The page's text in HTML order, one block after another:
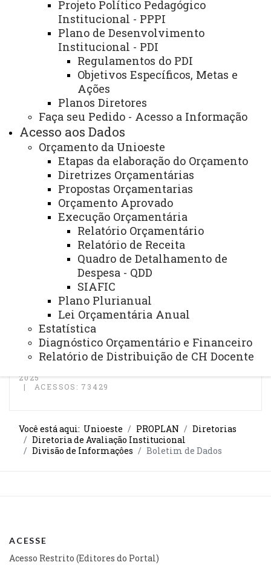
Projeto Político Pedagógico
Institucional - PPPI
Plano de Desenvolvimento
Institucional - PDI
Regulamentos do PDI
Objetivos Específicos, Metas e
Ações
Planos Diretores
Faça seu Pedido - Acesso a Informação
Acesso aos Dados
Orçamento da Unioeste
Etapas da elaboração do Orçamento
Diretrizes Orçamentárias
Propostas Orçamentarias
Orçamento Aprovado
Execução Orçamentária
Relatório Orçamentário
Relatório de Receita
Quadro de Detalhamento de
Despesa - QDD
SIAFIC
Plano Plurianual
Lei Orçamentária Anual
Estatística
Diagnóstico Orçamentário e Financeiro
Relatório de Distribuição de CH Docente
Boletim de Dados 2015 (Ano base 2014) - Baixar
Boletim de Dados 2014 (Ano base 2013) - Baixar
Boletim de Dados 2013 (Ano base 2012) - Baixar
Boletim de Dados 2012 (Ano base 2011) - Baixar
Boletim de Dados 2011 (Ano base 2010) - Baixar
Boletim de Dados 2009 - Baixar
Boletim de Dados 2008 - Baixar
Boletim de Dados 2007 - Baixar
Boletim de Dados 2001-2002 - Baixar
Boletim de Dados 1999-2000 - Baixar
Boletim de Dados 1998 - Baixar
Boletim de Dados 1997 - Baixar
Boletim de Dados 1996 - Baixar
2025
ACESSOS: 73429
Você está aqui: Unioeste PROPLAN
Diretorias
Diretoria de Avaliação Institucional
Divisão de Informaçôes
Boletim de Dados
ACESSE
Acesso Restrito (Editores do Portal)